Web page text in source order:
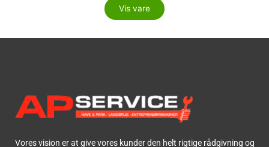
Vis vare
Vores vision er at give vores kunder den helt rigtige rådgivning og